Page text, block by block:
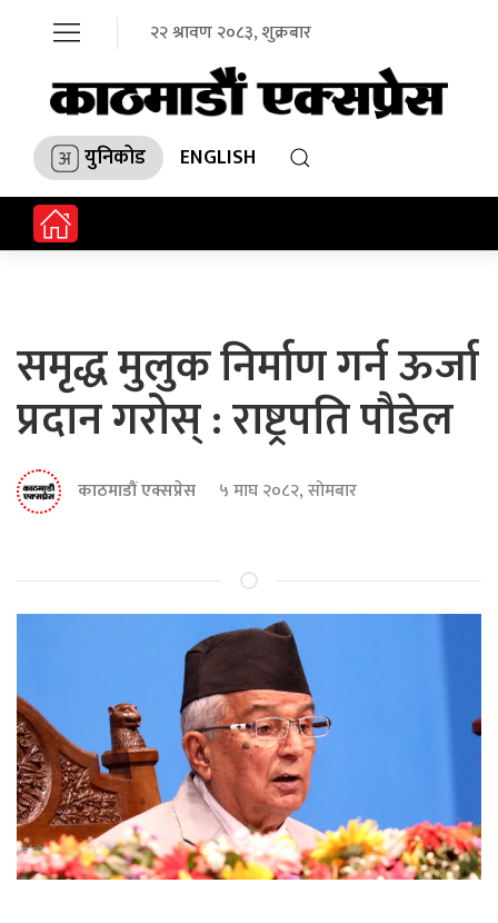
२२ श्रावण २०८३, शुक्रबार
युनिकोड ENGLISH
समृद्ध मुलुक निर्माण गर्न ऊर्जा
प्रदान गरोस् : राष्ट्रपति पौडेल
काठमाडौं एक्सप्रेस ५ माघ २०८२, सोमबार